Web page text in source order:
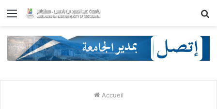
Menu
Accueil